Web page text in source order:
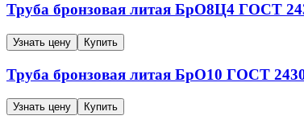
Труба бронзовая литая БрО8Ц4 ГОСТ
Узнать цену Купить
Труба бронзовая литая БрО10 ГОСТ
Узнать цену Купить